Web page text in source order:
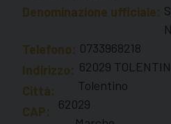
Denominazione ufficiale:
Telefono: 0733968218
Indirizzo: 62029
Città:
Tolentino
CAP:
62029